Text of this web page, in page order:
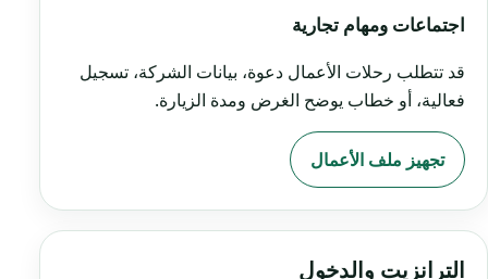
اجتماعات ومهام تجارية
قد تتطلب رحلات الأعمال دعوة، بيانات الشركة، تسجيل
فعالية، أو خطاب يوضح الغرض ومدة الزيارة.
تجهيز ملف الأعمال
الترانزيت والدخول